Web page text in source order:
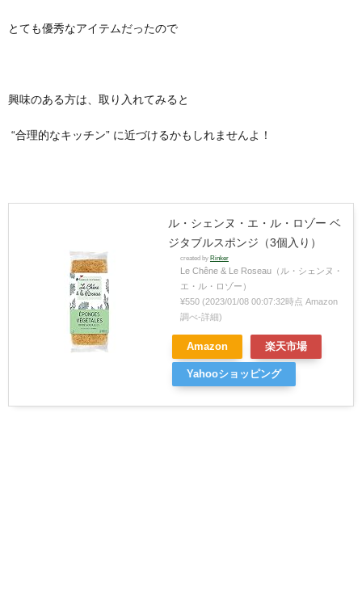
とても優秀なアイテムだったので
興味のある方は、取り入れてみると
“合理的なキッチン” に近づけるかもしれませんよ！
ル・シェンヌ・エ・ル・ロゾー ベ
ジタブルスポンジ（3個入り）
created by Rinker
Le Chêne & Le Roseau（ル・シェンヌ・
エ・ル・ロゾー）
¥550 (2023/01/08 00:07:32時点 Amazon
調べ-詳細)
Amazon 楽天市場
Yahooショッピング